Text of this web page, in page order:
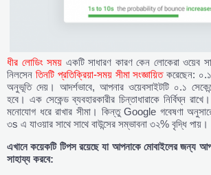
ধীর লোডিং সময় একটি সাধারণ কারণ কেন লোকেরা ওয়েব
নিলসেন তিনটি প্রতিক্রিয়া-সময় সীমা সংজ্ঞায়িতকরেছেন: ০.১
অনুভূতি দেয়। আদর্শভাবে, আপনার ওয়েবসাইটটি ০.১
হবে। এক সেকেন্ড ব্যবহারকারীর চিন্তাধারাকে নির্বিঘ্ন
মনোযোগ ধরে রাখার সীমা। কিন্তু Google গবেষণা
৩s এ যাওয়ার সাথে সাথে বাউন্সের সম্ভাবনা ৩২% বৃদ্ধি পায়।
এখানেকয়েকটি টিপসরয়েছেযা আপনাকেমোবাইলেরজন্য
সাহায্য করবে: